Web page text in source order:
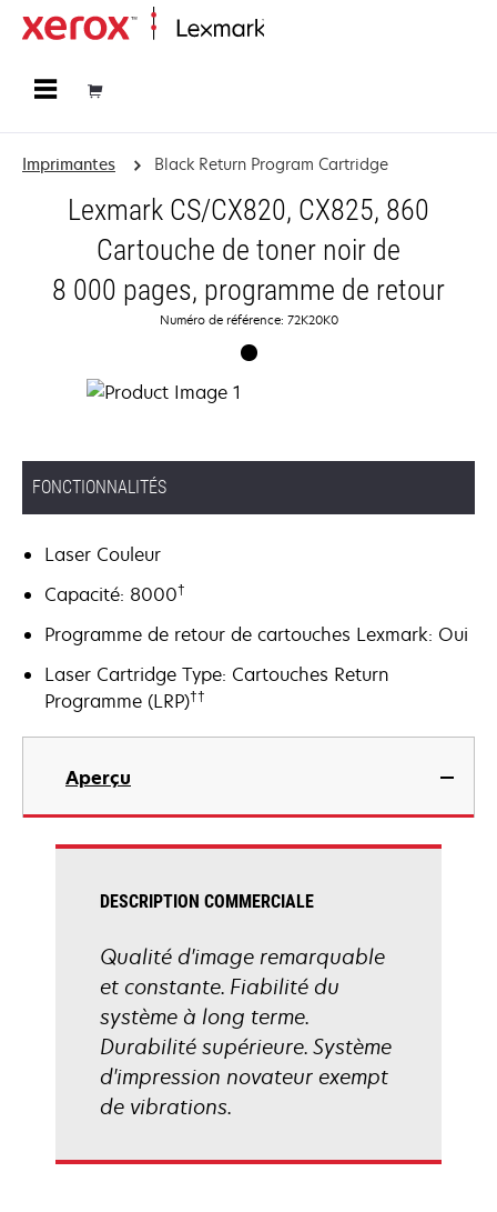
Imprimantes Black Return Program Cartridge
Lexmark CS/CX820, CX825, 860
Cartouche de toner noir de
8 000 pages, programme de retour
Numéro de référence: 72K20K0
FONCTIONNALITÉS
Laser Couleur
Capacité: 8000†
Programme de retour de cartouches Lexmark: Oui
Laser Cartridge Type: Cartouches Return
Programme (LRP)††
Aperçu
DESCRIPTION COMMERCIALE
Qualité d'image remarquable
et constante. Fiabilité du
système à long terme.
Durabilité supérieure. Système
d'impression novateur exempt
de vibrations.